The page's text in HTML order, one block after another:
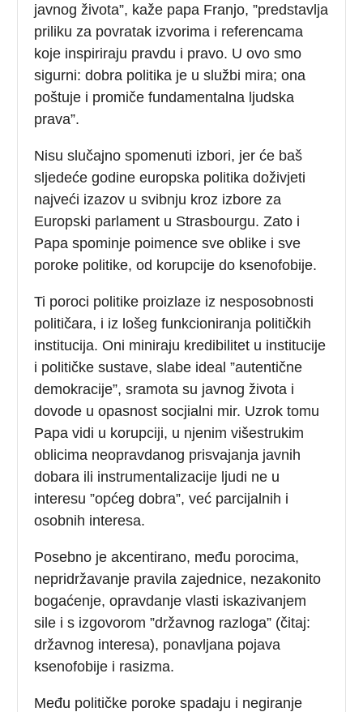
javnog života”, kaže papa Franjo, ”predstavlja
priliku za povratak izvorima i referencama
koje inspiriraju pravdu i pravo. U ovo smo
sigurni: dobra politika je u službi mira; ona
poštuje i promiče fundamentalna ljudska
prava”.
Nisu slučajno spomenuti izbori, jer će baš
sljedeće godine europska politika doživjeti
najveći izazov u svibnju kroz izbore za
Europski parlament u Strasbourgu. Zato i
Papa spominje poimence sve oblike i sve
poroke politike, od korupcije do ksenofobije.
Ti poroci politike proizlaze iz nesposobnosti
političara, i iz lošeg funkcioniranja političkih
institucija. Oni miniraju kredibilitet u institucije
i političke sustave, slabe ideal ”autentične
demokracije”, sramota su javnog života i
dovode u opasnost socjialni mir. Uzrok tomu
Papa vidi u korupciji, u njenim višestrukim
oblicima neopravdanog prisvajanja javnih
dobara ili instrumentalizacije ljudi ne u
interesu ”općeg dobra”, već parcijalnih i
osobnih interesa.
Posebno je akcentirano, među porocima,
nepridržavanje pravila zajednice, nezakonito
bogaćenje, opravdanje vlasti iskazivanjem
sile i s izgovorom ”državnog razloga” (čitaj:
državnog interesa), ponavljana pojava
ksenofobije i rasizma.
Među političke poroke spadaju i negiranje